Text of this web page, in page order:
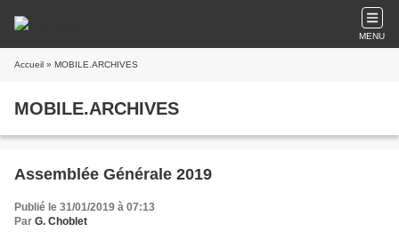
MENU
Accueil » MOBILE.ARCHIVES
MOBILE.ARCHIVES
Assemblée Générale 2019
Publié le 31/01/2019 à 07:13
Par G. Choblet